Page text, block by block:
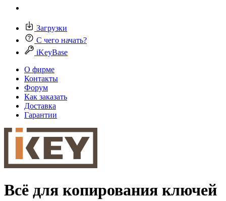
Загрузки
С чего начать?
iKeyBase
О фирме
Контакты
Форум
Как заказать
Доставка
Гарантии
Всё для копирования ключей